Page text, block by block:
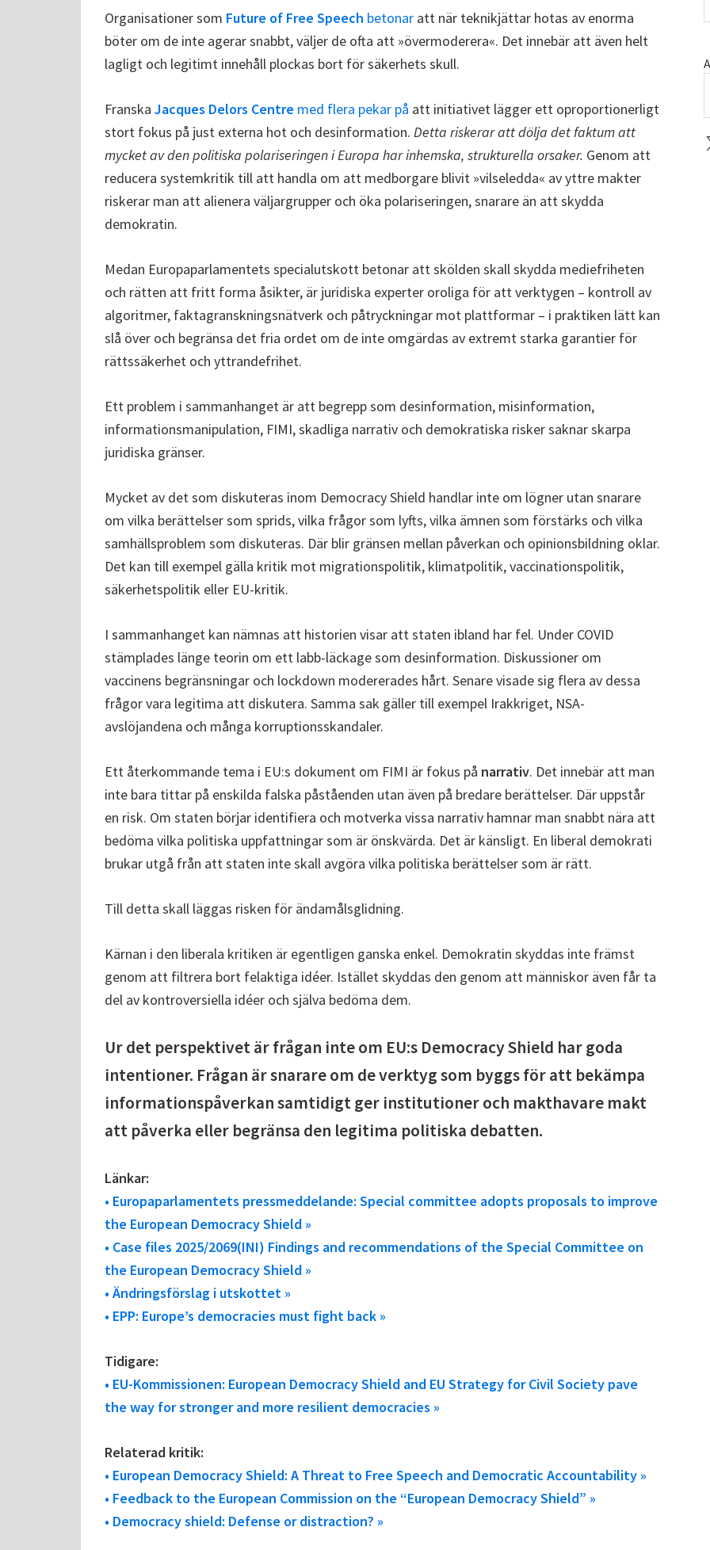
Organisationer som Future of Free Speech betonar att när teknikjättar hotas av enorma
böter om de inte agerar snabbt, väljer de ofta att »övermoderera«. Det innebär att även helt
lagligt och legitimt innehåll plockas bort för säkerhets skull.
Franska Jacques Delors Centre med flera pekar på att initiativet lägger ett oproportionerligt
stort fokus på just externa hot och desinformation. Detta riskerar att dölja det faktum att
mycket av den politiska polariseringen i Europa har inhemska, strukturella orsaker. Genom att
reducera systemkritik till att handla om att medborgare blivit »vilseledda« av yttre makter
riskerar man att alienera väljargrupper och öka polariseringen, snarare än att skydda
demokratin.
Medan Europaparlamentets specialutskott betonar att skölden skall skydda mediefriheten
och rätten att fritt forma åsikter, är juridiska experter oroliga för att verktygen – kontroll av
algoritmer, faktagranskningsnätverk och påtryckningar mot plattformar – i praktiken lätt kan
slå över och begränsa det fria ordet om de inte omgärdas av extremt starka garantier för
rättssäkerhet och yttrandefrihet.
Ett problem i sammanhanget är att begrepp som desinformation, misinformation,
informationsmanipulation, FIMI, skadliga narrativ och demokratiska risker saknar skarpa
juridiska gränser.
Mycket av det som diskuteras inom Democracy Shield handlar inte om lögner utan snarare
om vilka berättelser som sprids, vilka frågor som lyfts, vilka ämnen som förstärks och vilka
samhällsproblem som diskuteras. Där blir gränsen mellan påverkan och opinionsbildning oklar.
Det kan till exempel gälla kritik mot migrationspolitik, klimatpolitik, vaccinationspolitik,
säkerhetspolitik eller EU-kritik.
I sammanhanget kan nämnas att historien visar att staten ibland har fel. Under COVID
stämplades länge teorin om ett labb-läckage som desinformation. Diskussioner om
vaccinens begränsningar och lockdown modererades hårt. Senare visade sig flera av dessa
frågor vara legitima att diskutera. Samma sak gäller till exempel Irakkriget, NSA-
avslöjandena och många korruptionsskandaler.
Ett återkommande tema i EU:s dokument om FIMI är fokus på narrativ. Det innebär att man
inte bara tittar på enskilda falska påståenden utan även på bredare berättelser. Där uppstår
en risk. Om staten börjar identifiera och motverka vissa narrativ hamnar man snabbt nära att
bedöma vilka politiska uppfattningar som är önskvärda. Det är känsligt. En liberal demokrati
brukar utgå från att staten inte skall avgöra vilka politiska berättelser som är rätt.
Till detta skall läggas risken för ändamålsglidning.
Kärnan i den liberala kritiken är egentligen ganska enkel. Demokratin skyddas inte främst
genom att filtrera bort felaktiga idéer. Istället skyddas den genom att människor även får ta
del av kontroversiella idéer och själva bedöma dem.
Ur det perspektivet är frågan inte om EU:s Democracy Shield har goda
intentioner. Frågan är snarare om de verktyg som byggs för att bekämpa
informationspåverkan samtidigt ger institutioner och makthavare makt
att påverka eller begränsa den legitima politiska debatten.
Länkar:
• Europaparlamentets pressmeddelande: Special committee adopts proposals to improve
the European Democracy Shield »
• Case files 2025/2069(INI) Findings and recommendations of the Special Committee on
the European Democracy Shield »
• Ändringsförslag i utskottet »
• EPP: Europe’s democracies must fight back »
Tidigare:
• EU-Kommissionen: European Democracy Shield and EU Strategy for Civil Society pave
the way for stronger and more resilient democracies »
Relaterad kritik:
• European Democracy Shield: A Threat to Free Speech and Democratic Accountability »
• Feedback to the European Commission on the “European Democracy Shield” »
• Democracy shield: Defense or distraction? »